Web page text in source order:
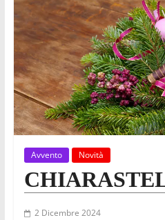
Avvento Novità
2 Dicembre 2024